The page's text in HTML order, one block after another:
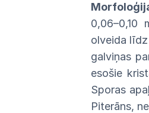
0,06–0,10
olveida
galviņas
esošie
Sporas
Piterāns,